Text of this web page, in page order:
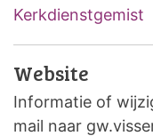
Kerkdienstgemist
Website
Informatie of
mail naar